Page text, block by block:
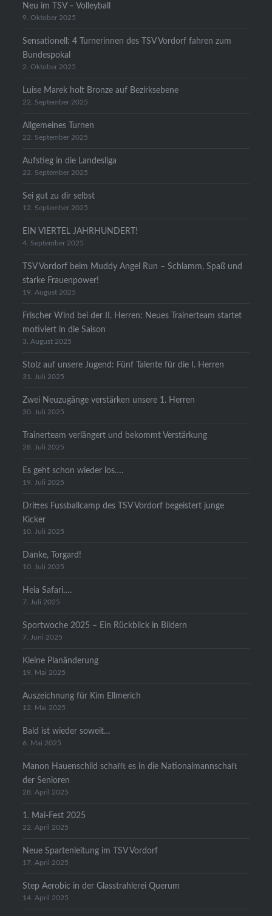
Neu im TSV – Volleyball
9. Oktober 2025
Sensationell: 4 Turnerinnen des TSV Vordorf fahren zum
Bundespokal
2. Oktober 2025
Luise Marek holt Bronze auf Bezirksebene
22. September 2025
Allgemeines Turnen
22. September 2025
Aufstieg in die Landesliga
22. September 2025
Sei gut zu dir selbst
12. September 2025
EIN VIERTEL JAHRHUNDERT!
4. September 2025
TSV Vordorf beim Muddy Angel Run – Schlamm, Spaß und
starke Frauenpower!
19. August 2025
Frischer Wind bei der II. Herren: Neues Trainerteam startet
motiviert in die Saison
3. August 2025
Stolz auf unsere Jugend: Fünf Talente für die I. Herren
31. Juli 2025
Zwei Neuzugänge verstärken unsere 1. Herren
30. Juli 2025
Trainerteam verlängert und bekommt Verstärkung
28. Juli 2025
Es geht schon wieder los….
19. Juli 2025
Drittes Fussballcamp des TSV Vordorf begeistert junge
Kicker
10. Juli 2025
Danke, Torgard!
10. Juli 2025
Heia Safari….
7. Juli 2025
Sportwoche 2025 – Ein Rückblick in Bildern
7. Juni 2025
Kleine Planänderung
19. Mai 2025
Auszeichnung für Kim Ellmerich
12. Mai 2025
Bald ist wieder soweit…
6. Mai 2025
Manon Hauenschild schafft es in die Nationalmannschaft
der Senioren
28. April 2025
1. Mai-Fest 2025
22. April 2025
Neue Spartenleitung im TSV Vordorf
17. April 2025
Step Aerobic in der Glasstrahlerei Querum
14. April 2025